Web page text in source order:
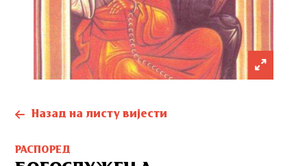
Назад на листу вијести
РАСПОРЕД